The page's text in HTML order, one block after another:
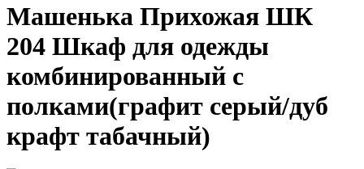
Машенька Прихожая ШК
204 Шкаф для одежды
комбинированный с
полками(графит серый/дуб
крафт табачный)